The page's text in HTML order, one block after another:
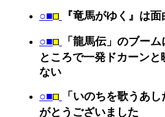
○■ 『竜馬がゆく』は
○■ 「龍馬伝」のブー
ところで一発ドカーン
ない
○■ 「いのちを歌うあ
がとうございました